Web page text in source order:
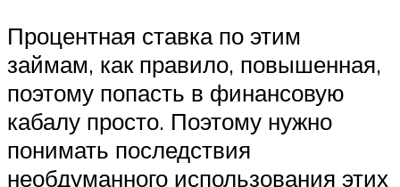
Процентная ставка по этим
займам, как правило, повышенная,
поэтому попасть в финансовую
кабалу просто. Поэтому нужно
понимать последствия
необдуманного использования этих